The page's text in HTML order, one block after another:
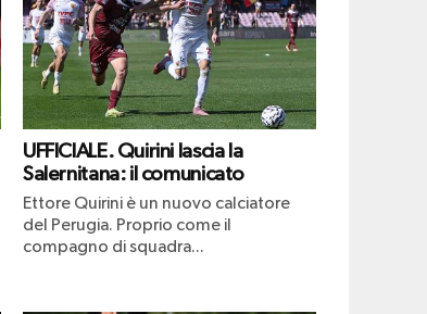
UFFICIALE. Quirini lascia la
Salernitana: il comunicato
Ettore Quirini è un nuovo calciatore
del Perugia. Proprio come il
compagno di squadra...